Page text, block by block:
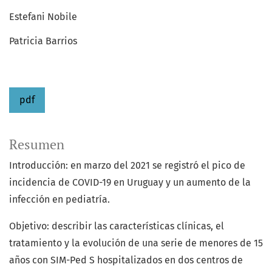
Estefani Nobile
Patricia Barrios
pdf
Resumen
Introducción: en marzo del 2021 se registró el pico de
incidencia de COVID-19 en Uruguay y un aumento de la
infección en pediatría.
Objetivo: describir las características clínicas, el
tratamiento y la evolución de una serie de menores de 15
años con SIM-Ped S hospitalizados en dos centros de